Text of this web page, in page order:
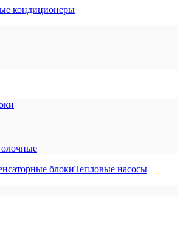
кондиционеры
блокиТепловые насосы